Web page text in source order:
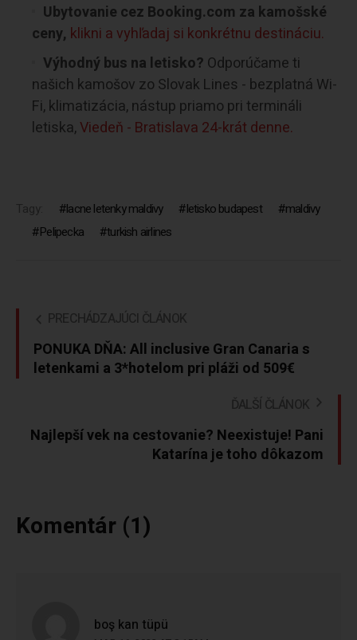
Ubytovanie cez Booking.com za kamošské
ceny, klikni a vyhľadaj si konkrétnu destináciu.
Výhodný bus na letisko? Odporúčame ti
našich kamošov zo Slovak Lines - bezplatná Wi-
Fi, klimatizácia, nástup priamo pri termináli
letiska,Viedeň - Bratislava 24-krát denne.
Tagy: lacne letenky maldivy letisko budapest
maldivy
Pelipecka
turkish airlines
PRECHÁDZAJÚCI ČLÁNOK
PONUKA DŇA: All inclusive Gran Canaria s
letenkami a 3*hotelom pri pláži od 509€
ĎALŠÍ ČLÁNOK
Najlepší vek na cestovanie? Neexistuje! Pani
Katarína je toho dôkazom
Komentár (1)
boş kan tüpü